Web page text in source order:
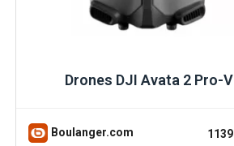
Drones DJI Avata 2 Pro-
Boulanger.com